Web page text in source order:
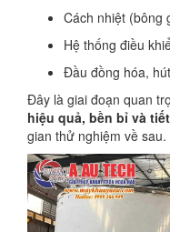
Cách nhiệt (bông
Hệ thống điều
Đầu đồng hóa,
Đây là giai đoạn quan
hiệu quả, bền bỉ và
gian thử nghiệm về sau.